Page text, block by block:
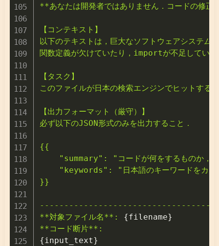
**あなたは開発者ではありません．コードの修
【コンテキスト】
以下のテキストは，巨大なソフトウェアシステム
関数定義が欠けていたり，importが不足してい
【タスク】
このファイルが日本の検索エンジンでヒットする
【出力フォーマット（厳守）】
必ず以下のJSON形式のみを出力すること．
{{
"summary": "コードが何をするものか，3
"keywords": "日本語のキーワードをカン
}}
**対象ファイル名**: {filename}
{input_text}